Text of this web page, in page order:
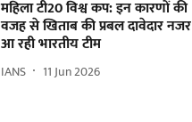
महिला टी20 विश्व कप: इन कारणों की
वजह से खिताब की प्रबल दावेदार नजर
आ रही भारतीय टीम
IANS 11 Jun 2026